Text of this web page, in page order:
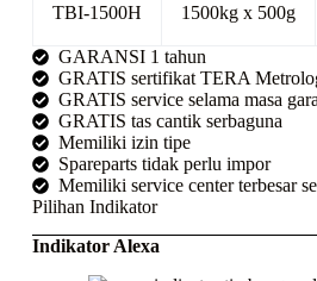
TBI-1500H 1500kg x 500g
GARANSI 1 tahun
GRATIS sertifikat TERA
GRATIS service selama masa
GRATIS tas cantik serbaguna
Memiliki izin tipe
Spareparts tidak perlu impor
Memiliki service center terbesar
Pilihan Indikator
Indikator Alexa